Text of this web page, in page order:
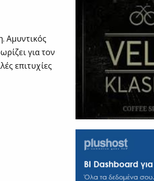
Αμυντικός
για τον
επιτυχίες